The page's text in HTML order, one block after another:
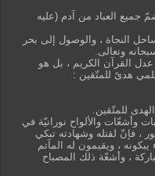
جميع العباد من آدم (عليه
النجاة ، والوصول إلى بحر
وتعالى.
القرآن الكريم ، بل هو
هدىً للمتّقين :
للمتّقين.
وأشعّات والألواح نورانيّة في
، فإنّ لقتله وشهادته تبكي
يبكونه ، ويقيمون له المآتم
، وأشعّة ذلك المصباح